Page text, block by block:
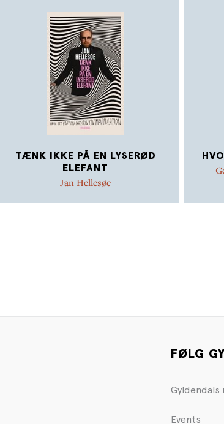
TÆNK IKKE PÅ EN LYSERØD
ELEFANT
Jan Hellesøe
FØLG
Gyldendals
Events